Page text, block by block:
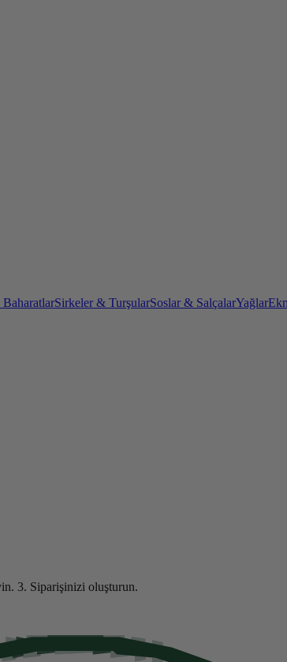
Sirkeler & TurşularSoslar & SalçalarYağlar
3. Siparişinizi oluşturun.